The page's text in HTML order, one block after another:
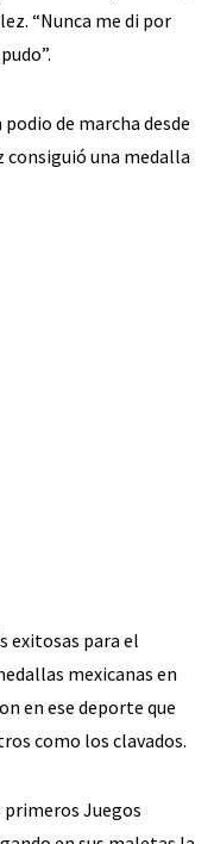
“Nunca me di por
de marcha desde
consiguió una medalla
exitosas para el
mexicanas en
en ese deporte que
como los clavados.
primeros Juegos